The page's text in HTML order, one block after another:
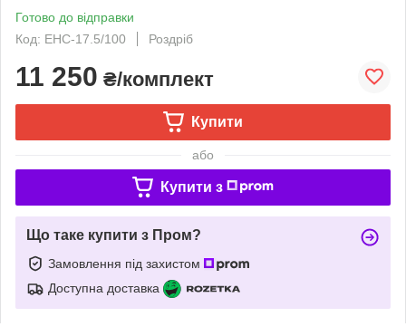
Готово до відправки
Код: ЕНС-17.5/100
Роздріб
11 250 ₴/комплект
Купити
або
Купити з
Що таке купити з Пром?
Замовлення під захистом
Доступна доставка